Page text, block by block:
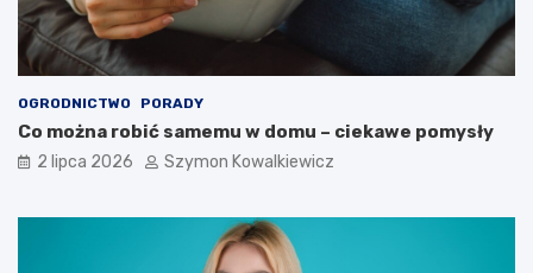
OGRODNICTWO PORADY
Co można robić samemu w domu – ciekawe pomysły
2 lipca 2026 Szymon Kowalkiewicz